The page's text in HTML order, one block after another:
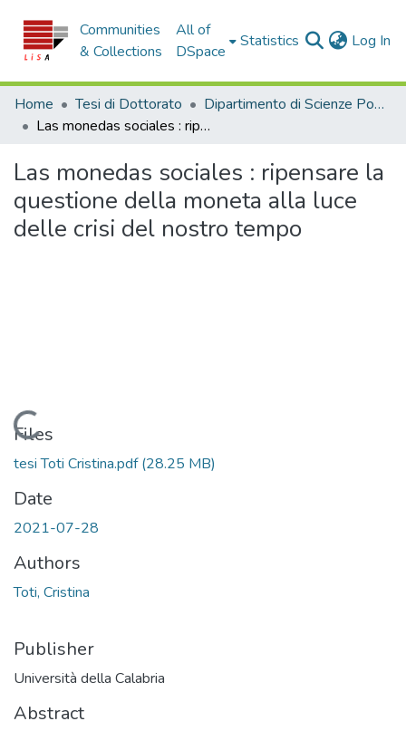
Communities
& Collections
All of
DSpace
Statistics Log In
Home Tesi di Dottorato
Dipartimento di Scienze Politiche e Sociali - Tesi di Dottorato
Las monedas sociales : ripensare la questione della moneta alla luce delle crisi del nostro tempo
Las monedas sociales : ripensare la
questione della moneta alla luce
delle crisi del nostro tempo
Loading...
Files
tesi Toti Cristina.pdf(28.25 MB)
Date
2021-07-28
Authors
Toti, Cristina
Publisher
Università della Calabria
Abstract